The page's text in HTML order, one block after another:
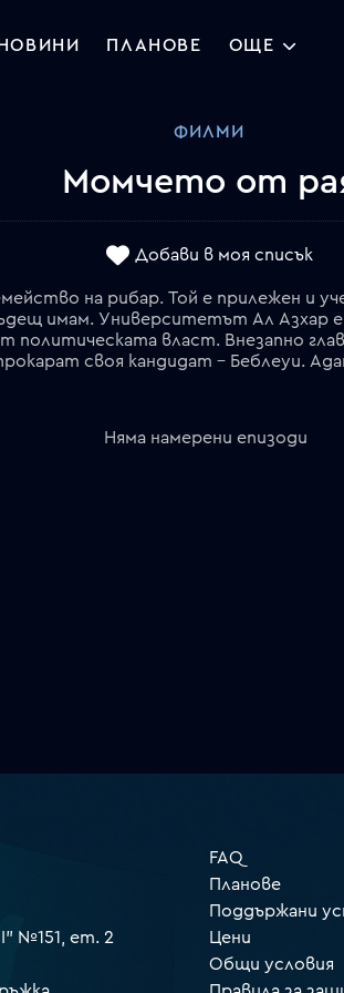
НОВИНИ ПЛАНОВЕ ОЩЕ
ФИЛМИ
Момчето от
Добави в моя списък
на рибар. Той е прилежен и
имам. Университетът Ал Азхар
политическата власт. Внезапно
Няма намерени епизоди
№151, ет. 2
FAQ
Планове
Поддържани
Цени
Общи условия